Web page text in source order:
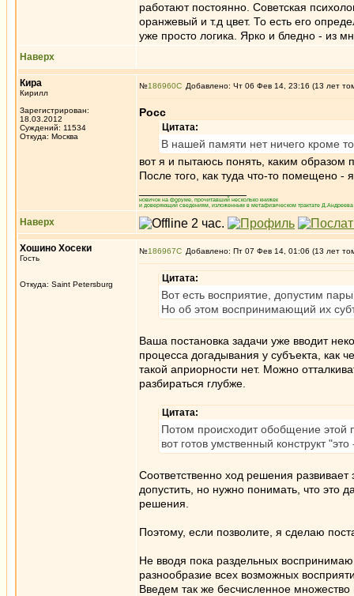
работают постоянно. Советская
оранжевый и т.д цвет. То есть его
уже просто логика. Ярко и бледно - из
Наверх
Кира
Кирилл
Зарегистрирован:
18.03.2012
Суждений: 11534
Откуда: Москва
№186960 Добавлено: Чт 06 Фев 14, 23:16 (13 лет
Росс
Цитата:
В нашей памяти нет ничего кроме
вот я и пытаюсь понять, каким образом
После того, как туда что-то помещено
новичок на форуме, прочитавший несколько книжек
и доверяющий сведениям, изложенным в метафизическом трактате
Наверх
Хошино Хосеки
Гость
Откуда: Saint Petersburg
№186967 Добавлено: Пт 07 Фев 14, 01:06 (13 лет
Цитата:
Вот есть восприятие, допустим
Но об этом воспринимающий их
Ваша постановка задачи уже вводит
процесса догадывания у субъекта, как
такой априорности нет. Можно
разбираться глубже.
Цитата:
Потом происходит обобщение этой
вот готов умственный конструкт
Соответственно ход решения
допустить, но нужно понимать, что это
решения.
Поэтому, если позволите, я сделаю
Не вводя пока раздельных
разнообразие всех возможных
Введем так же бесчисленное множество